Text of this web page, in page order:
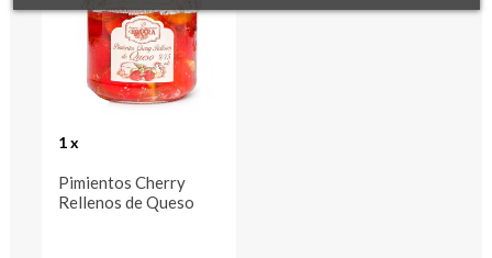
1 x
Pimientos Cherry
Rellenos de Queso